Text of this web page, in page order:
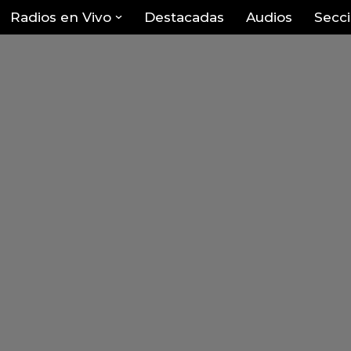
Radios en Vivo Destacadas Audios